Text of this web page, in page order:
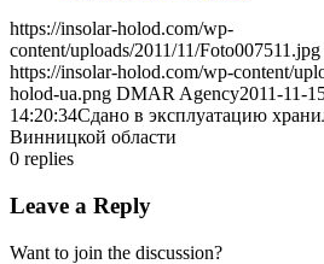
https://insolar-holod.com/wp-
content/uploads/2011/11/Foto007511.jpg
https://insolar-holod.com/wp-content/
holod-ua.png DMAR Agency2011-11-
14:20:34Сдано в эксплуатацию
Винницкой области
0 replies
Leave a Reply
Want to join the discussion?